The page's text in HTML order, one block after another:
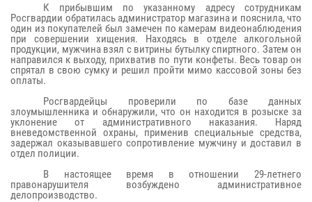
К прибывшим по указанному адресу сотрудникам
Росгвардии обратилась администратор магазина и пояснила, что
один из покупателей был замечен по камерам видеонаблюдения
при совершении хищения. Находясь в отделе алкогольной
продукции, мужчина взял с витрины бутылку спиртного. Затем он
направился к выходу, прихватив по пути конфеты. Весь товар он
спрятал в свою сумку и решил пройти мимо кассовой зоны без
оплаты.
Росгвардейцы проверили по базе данных
злоумышленника и обнаружили, что он находится в розыске за
уклонение от административного наказания. Наряд
вневедомственной охраны, применив специальные средства,
задержал оказывавшего сопротивление мужчину и доставил в
отдел полиции.
В настоящее время в отношении 29-летнего
правонарушителя возбуждено административное
делопроизводство.